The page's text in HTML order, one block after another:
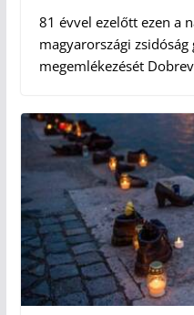
81 évvel ezelőtt ezen a
magyarországi
megemlékezését